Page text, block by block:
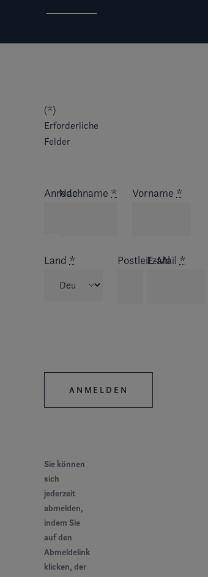
(*)
Erforderliche
Felder
Anrede
Nachname * Vorname *
Land * Postleitzahl
E-Mail *
Sie können
sich
jederzeit
abmelden,
indem Sie
auf den
Abmeldelink
klicken, der